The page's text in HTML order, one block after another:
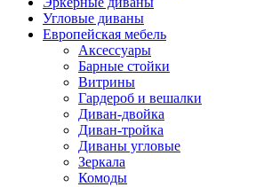
Угловые диваны
Европейская мебель
Аксессуары
Барные стойки
Витрины
Гардероб и вешалки
Диван-двойка
Диван-тройка
Диваны угловые
Зеркала
Комоды